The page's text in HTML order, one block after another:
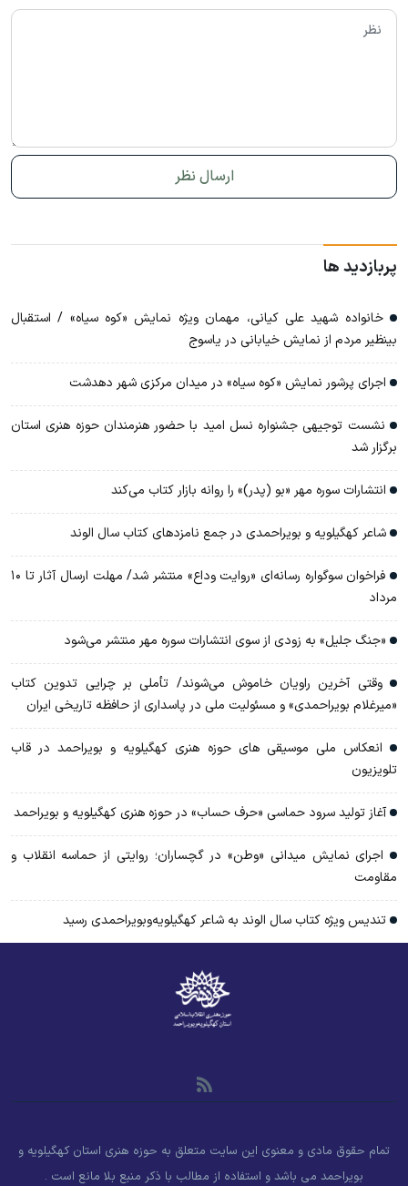
پربازدید ها
خانواده شهید علی کیانی، مهمان ویژه نمایش «کوه سیاه» / استقبال
بینظیر مردم از نمایش خیابانی در یاسوج
اجرای پرشور نمایش «کوه سیاه» در میدان مرکزی شهر دهدشت
نشست توجیهی جشنواره نسل امید با حضور هنرمندان حوزه هنری استان
برگزار شد
انتشارات سوره مهر «بو (پدر)» را روانه بازار کتاب می‌کند
شاعر کهگیلویه و بویراحمدی در جمع نامزدهای کتاب سال الوند
فراخوان سوگواره رسانه‌ای «روایت وداع» منتشر شد/ مهلت ارسال آثار تا ۱۰
مرداد
«جنگ جلیل» به زودی از سوی انتشارات سوره مهر منتشر می‌شود
وقتی آخرین راویان خاموش می‌شوند/ تأملی بر چرایی تدوین کتاب
«میرغلام بویراحمدی» و مسئولیت ملی در پاسداری از حافظه تاریخی ایران
انعکاس ملی موسیقی های حوزه هنری کهگیلویه و بویراحمد در قاب
تلویزیون
آغاز تولید سرود حماسی «حرف حساب» در حوزه هنری کهگیلویه و بویراحمد
اجرای نمایش میدانی «وطن» در گچساران؛ روایتی از حماسه انقلاب و
مقاومت
تندیس ویژه کتاب سال الوند به شاعر کهگیلویه‌وبویراحمدی رسید
تمام حقوق مادی و معنوی این سایت متعلق به حوزه هنری استان کهگیلویه و
بویراحمد می باشد و استفاده از مطالب با ذکر منبع بلا مانع است .